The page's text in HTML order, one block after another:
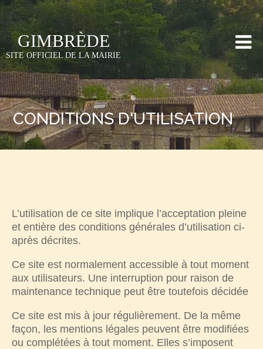
GIMBRÈDE
SITE OFFICIEL DE LA MAIRIE
CONDITIONS D'UTILISATION
L’utilisation de ce site implique l’acceptation pleine
et entière des conditions générales d’utilisation ci-
après décrites.
Ce site est normalement accessible à tout moment
aux utilisateurs. Une interruption pour raison de
maintenance technique peut être toutefois décidée
Ce site est mis à jour régulièrement. De la même
façon, les mentions légales peuvent être modifiées
ou complétées à tout moment. Elles s’imposent